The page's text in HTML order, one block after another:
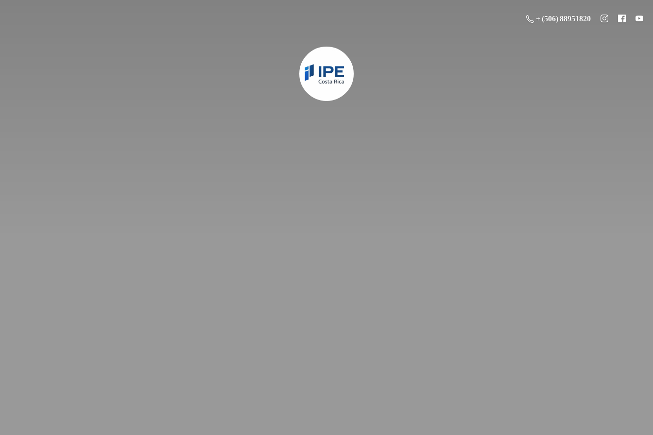
+ (506) 88951820